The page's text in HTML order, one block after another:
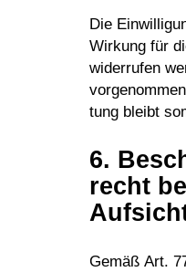
Die
Wirkung für
wider­rufen
tung bleibt
6.
recht
Gemäß Art.